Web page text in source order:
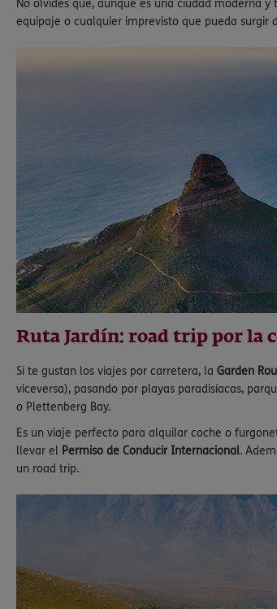
No olvides que, aunque es una ciudad moderna y
equipaje o cualquier imprevisto que pueda surgir
Ruta Jardín: road trip por la
Si te gustan los viajes por carretera, la Garden
viceversa), pasando por playas paradisíacas,
o Plettenberg Bay.
Es un viaje perfecto para alquilar coche o
llevar el Permiso de Conducir Internacional.
un road trip.